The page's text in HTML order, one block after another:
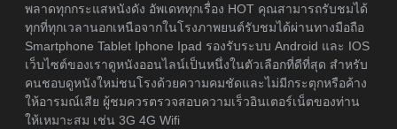
พลาดทุกกระแสหนังดัง อัพเดททุกเรื่อง HOT คุณสามารถรับชมได้
ทุกที่ทุกเวลานอกเหนือจากในโรงภาพยนต์รับชมได้ผ่านทางมือถือ
Smartphone Tablet Iphone Ipad รองรับระบบ Android และ IOS
เว็บไซต์ของเราดูหนังออนไลน์เป็นหนึ่งในตัวเลือกที่ดีที่สุด สำหรับ
คนชอบดูหนังใหม่ชนโรงด้วยความคมชัดและไม่มีกระตุกหรือค้าง
ให้อารมณ์เสีย ผู้ชมควรตรวจสอบความเร็วอินเตอร์เน็ตของท่าน
ให้เหมาะสม เช่น 3G 4G Wifi